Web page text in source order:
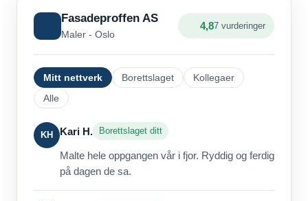
Fasadeproffen AS
Maler - Oslo
4,87 vurderinger
Mitt nettverk Borettslaget
Kollegaer
Alle
KH Kari H. Borettslaget ditt
Malte hele oppgangen vår i fjor. Ryddig og ferdig
på dagen de sa.